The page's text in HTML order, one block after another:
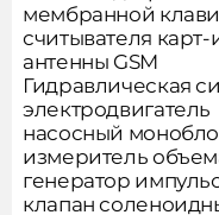
мембранной
считывателя
антенны GSM
Гидравлическая
электродвигатель
насосный
измеритель
генератор
клапан
Заказать
Оформить
Ваша
Наш
позже или